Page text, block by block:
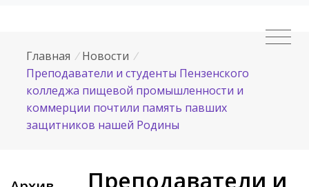
Главная / Новости /
Преподаватели и студенты Пензенского
колледжа пищевой промышленности и
коммерции почтили память павших
защитников нашей Родины
Преподаватели и